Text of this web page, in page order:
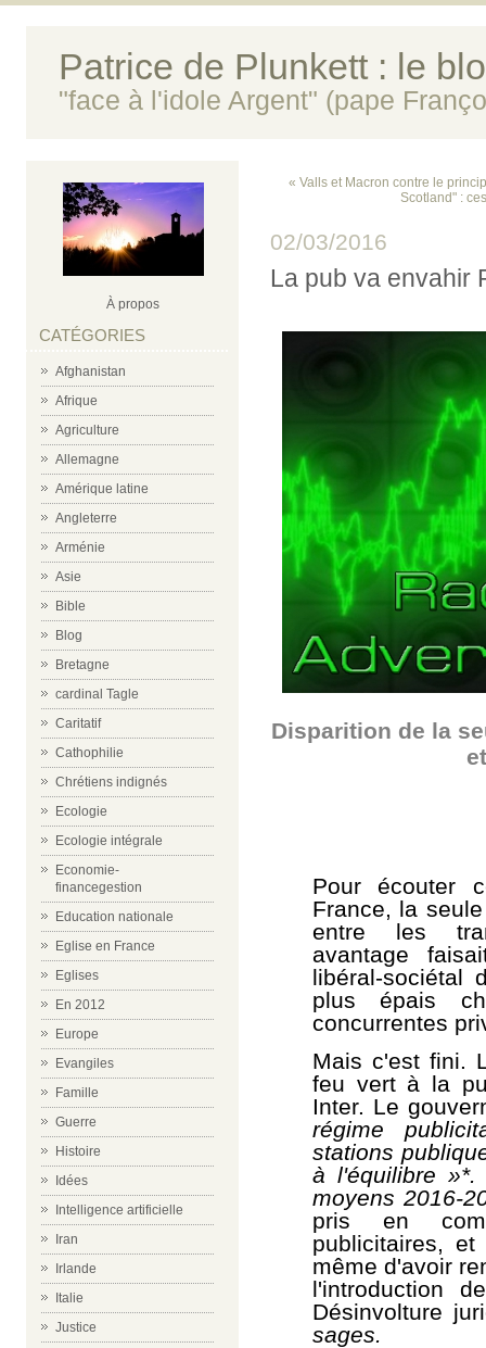
Patrice de Plunkett : le
"face à l'idole Argent" (pape
À propos
CATÉGORIES
Afghanistan
Afrique
Agriculture
Allemagne
Amérique latine
Angleterre
Arménie
Asie
Bible
Blog
Bretagne
cardinal Tagle
Caritatif
Cathophilie
Chrétiens indignés
Ecologie
Ecologie intégrale
Economie-
financegestion
Education nationale
Eglise en France
Eglises
En 2012
Europe
Evangiles
Famille
Guerre
Histoire
Idées
Intelligence artificielle
Iran
Irlande
Italie
Justice
« Valls et Macron contre le
Scotland" :
02/03/2016
La pub va envahir
Disparition de la
Pour écouter
France, la
entre les
avantage
libéral-sociétal
plus épais
concurrentes
Mais c'est fini.
feu vert à la
Inter. Le
régime
stations
à l'équilibre
moyens 2016-
pris en
publicitaires,
même d'avoir
l'introduction
Désinvolture
sages.